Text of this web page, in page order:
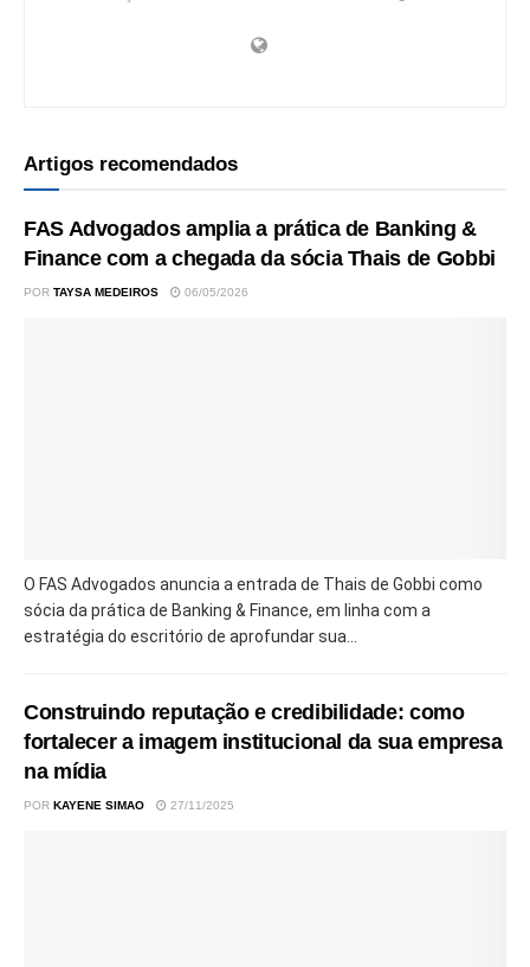
Artigos recomendados
FAS Advogados amplia a prática de Banking &
Finance com a chegada da sócia Thais de Gobbi
POR TAYSA MEDEIROS 06/05/2026
O FAS Advogados anuncia a entrada de Thais de Gobbi como
sócia da prática de Banking & Finance, em linha com a
estratégia do escritório de aprofundar sua...
Construindo reputação e credibilidade: como
fortalecer a imagem institucional da sua empresa
na mídia
POR KAYENE SIMAO 27/11/2025